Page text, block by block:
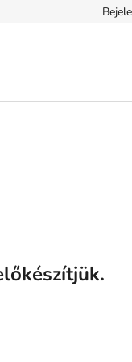
Tanácsok,